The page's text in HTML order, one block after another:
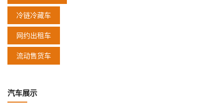
冷链冷藏车
网约出租车
流动售货车
汽车展示